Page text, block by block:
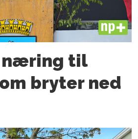
PLUS
næring til
bryter ned